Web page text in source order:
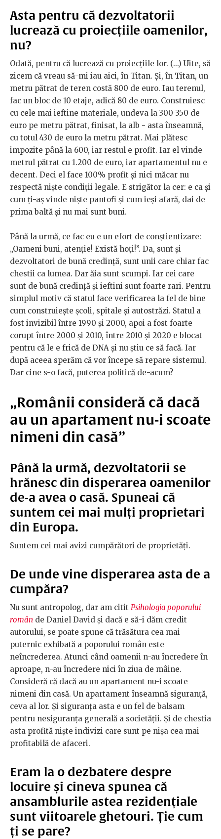
Asta pentru că dezvoltatorii
lucrează cu proiecțiile oamenilor,
nu?
Odată, pentru că lucrează cu proiecțiile lor. (...) Uite, să
zicem că vreau să-mi iau aici, în Titan. Și, în Titan, un
metru pătrat de teren costă 800 de euro. Iau terenul,
fac un bloc de 10 etaje, adică 80 de euro. Construiesc
cu cele mai ieftine materiale, undeva la 300-350 de
euro pe metru pătrat, finisat, la alb - asta înseamnă,
cu totul 430 de euro la metru pătrat. Mai plătesc
impozite până la 600, iar restul e profit. Iar el vinde
metrul pătrat cu 1.200 de euro, iar apartamentul nu e
decent. Deci el face 100% profit și nici măcar nu
respectă niște condiții legale. E strigător la cer: e ca și
cum ți-aș vinde niște pantofi și cum ieși afară, dai de
prima baltă și nu mai sunt buni.
Până la urmă, ce fac eu e un efort de conștientizare:
„Oameni buni, atenție! Există hoți!”. Da, sunt și
dezvoltatori de bună credință, sunt unii care chiar fac
chestii ca lumea. Dar ăia sunt scumpi. Iar cei care
sunt de bună credință și ieftini sunt foarte rari. Pentru
simplul motiv că statul face verificarea la fel de bine
cum construiește școli, spitale și autostrăzi. Statul a
fost invizibil între 1990 și 2000, apoi a fost foarte
corupt între 2000 și 2010, între 2010 și 2020 e blocat
pentru că le e frică de DNA și nu știu ce să facă. Iar
după aceea sperăm că vor începe să repare sistemul.
Dar cine s-o facă, puterea politică de-acum?
„Românii consideră că dacă
au un apartament nu-i scoate
nimeni din casă”
Până la urmă, dezvoltatorii se
hrănesc din disperarea oamenilor
de-a avea o casă. Spuneai că
suntem cei mai mulți proprietari
din Europa.
Suntem cei mai avizi cumpărători de proprietăți.
De unde vine disperarea asta de a
cumpăra?
Nu sunt antropolog, dar am citit Psihologia poporului
român de Daniel David și dacă e să-i dăm credit
autorului, se poate spune că trăsătura cea mai
puternic exhibată a poporului român este
neîncrederea. Atunci când oamenii n-au încredere în
aproape, n-au încredere nici în ziua de mâine.
Consideră că dacă au un apartament nu-i scoate
nimeni din casă. Un apartament înseamnă siguranță,
ceva al lor. Și siguranța asta e un fel de balsam
pentru nesiguranța generală a societății. Și de chestia
asta profită niște indivizi care sunt pe nișa cea mai
profitabilă de afaceri.
Eram la o dezbatere despre
locuire și cineva spunea că
ansamblurile astea rezidențiale
sunt viitoarele ghetouri. Ție cum
ți se pare?